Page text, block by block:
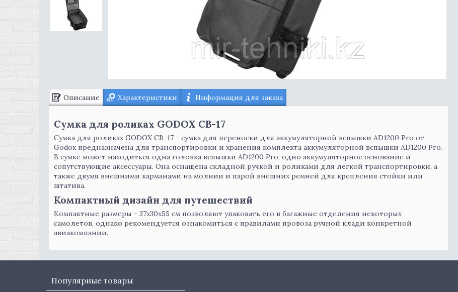
Описание Характеристики Информация для заказа
Сумка для роликах GODOX CB-17
Сумка для роликах GODOX CB-17 - сумка для переноски для аккумуляторной вспышки AD1200 Pro от
Godox предназначена для транспортировки и хранения комплекта аккумуляторной вспышки AD1200 Pro.
В сумке может находиться одна головка вспышки AD1200 Pro, одно аккумуляторное основание и
сопутствующие аксессуары. Она оснащена складной ручкой и роликами для легкой транспортировки, а
также двумя внешними карманами на молнии и парой внешних ремней для крепления стойки или
штатива.
Компактный дизайн для путешествий
Компактные размеры - 37x30x55 см позволяют упаковать его в багажные отделения некоторых
самолетов, однако рекомендуется ознакомиться с правилами провоза ручной клади конкретной
авиакомпании.
Популярные товары